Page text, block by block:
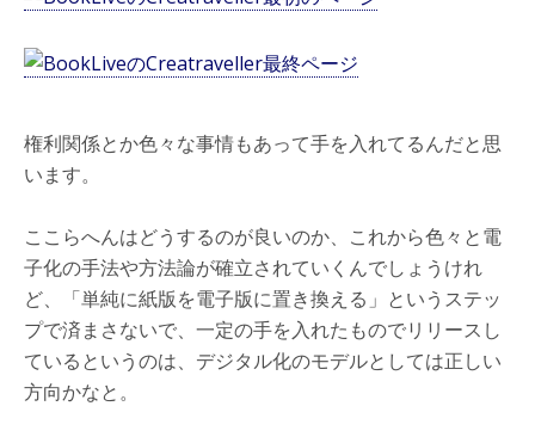
権利関係とか色々な事情もあって手を入れてるんだと思
います。
ここらへんはどうするのが良いのか、これから色々と電
子化の手法や方法論が確立されていくんでしょうけれ
ど、「単純に紙版を電子版に置き換える」というステッ
プで済まさないで、一定の手を入れたものでリリースし
ているというのは、デジタル化のモデルとしては正しい
方向かなと。